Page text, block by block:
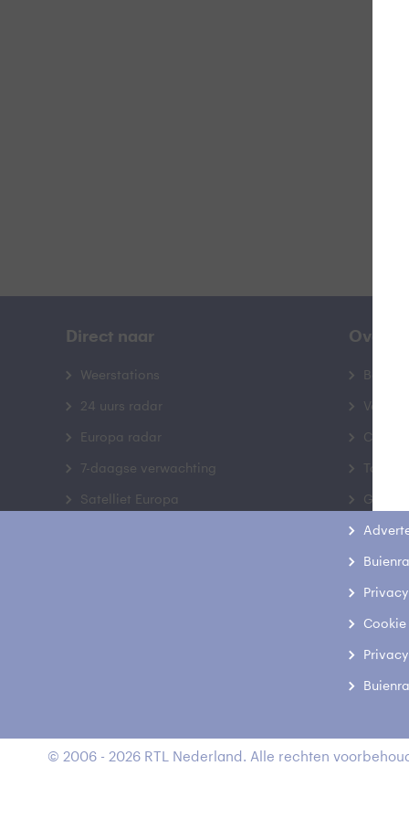
Direct naar
Weerstations
24 uurs radar
Europa radar
7-daagse verwachting
Satelliet Europa
Over
Contact
© 2006 - 2026 RTL Nederland. Alle rechten